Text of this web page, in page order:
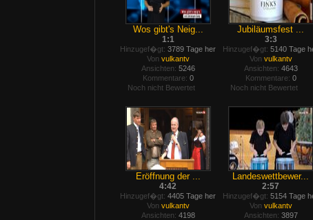
Wos gibt's Neig...
1:1
Hinzugef�gt: 3789 Tage her
Von vulkantv
Ansichten: 5246
Kommentare: 0
Noch nicht Bewertet
Jubiläumsfest ...
3:3
Hinzugef�gt: 5140 Tage
Von vulkantv
Ansichten: 4643
Kommentare: 0
Noch nicht Bewertet
Eröffnung der ...
4:42
Hinzugef�gt: 4405 Tage her
Von vulkantv
Ansichten: 4198
Landeswettbewer...
2:57
Hinzugef�gt: 5154 Tage
Von vulkantv
Ansichten: 3897